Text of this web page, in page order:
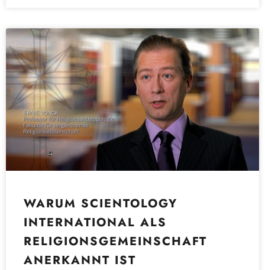
WARUM SCIENTOLOGY
INTERNATIONAL ALS
RELIGIONSGEMEINSCHAFT
ANERKANNT IST